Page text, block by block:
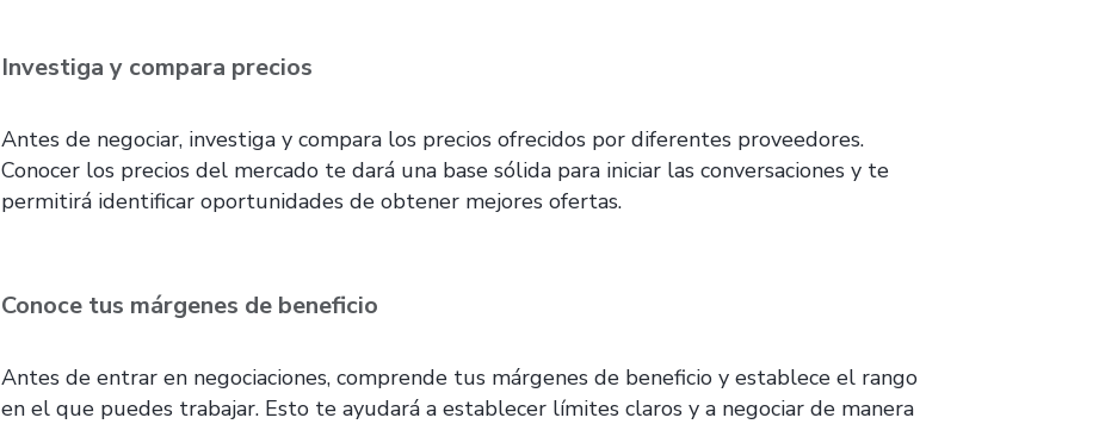
Investiga y compara precios
Antes de negociar, investiga y compara los precios ofrecidos por diferentes proveedores.
Conocer los precios del mercado te dará una base sólida para iniciar las conversaciones y te
permitirá identificar oportunidades de obtener mejores ofertas.
Conoce tus márgenes de beneficio
Antes de entrar en negociaciones, comprende tus márgenes de beneficio y establece el rango
en el que puedes trabajar. Esto te ayudará a establecer límites claros y a negociar de manera